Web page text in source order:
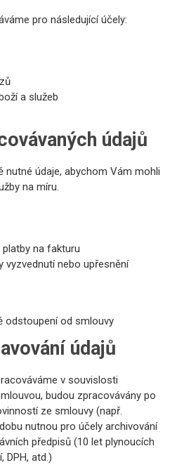
pro následující účely:
a služeb
údajů
nutné údaje, abychom Vám mohli
na míru.
na fakturu
nebo upřesnění
odstoupení od smlouvy
údajů
v souvislosti
budou zpracovávány po
ze smlouvy (např.
nutnou pro účely archivování
předpisů (10 let plynoucích
DPH, atd.)